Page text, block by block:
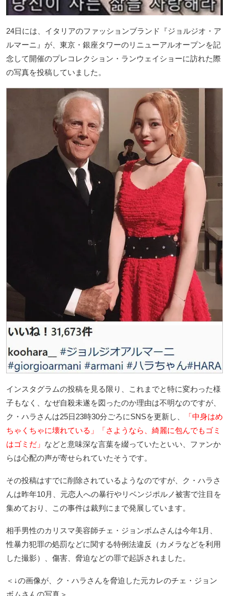
24日には、イタリアのファッションブランド『ジョルジオ・ア
ルマーニ』が、東京・銀座タワーのリニューアルオープンを記
念して開催のプレコレクション・ランウェイショーに訪れた際
の写真を投稿していました。
インスタグラムの投稿を見る限り、これまでと特に変わった様
子もなく、なぜ自殺未遂を図ったのか理由は不明なのですが、
ク・ハラさんは25日23時30分ごろにSNSを更新し、
「中身はめ
ちゃくちゃに壊れている」「さようなら、綺麗に包んでもゴミ
はゴミだ」 などと意味深な言葉を綴っていたといい、ファンか
らは心配の声が寄せられていたそうです。
その投稿はすでに削除されているようなのですが、ク・ハラさ
んは昨年10月、元恋人への暴行やリベンジポルノ被害で注目を
集めており、この事件は裁判にまで発展しています。
相手男性のカリスマ美容師チェ・ジョンボムさんは今年1月、
性暴力犯罪の処罰などに関する特例法違反（カメラなどを利用
した撮影）、傷害、脅迫などの罪で起訴されました。
＜↓の画像が、ク・ハラさんを脅迫した元カレのチェ・ジョン
ボムさんの写真＞